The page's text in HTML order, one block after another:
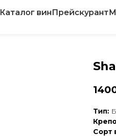
Каталог винПрейскурант
Тип:
Сорт